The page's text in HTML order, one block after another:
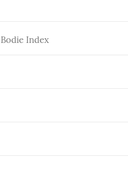
Bodie Index